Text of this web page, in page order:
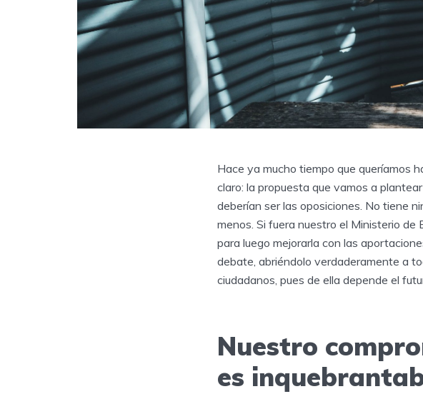
Hace ya mucho tiempo que queríamos
claro: la propuesta que vamos a
deberían ser las oposiciones. No tiene
menos. Si fuera nuestro el Ministerio de
para luego mejorarla con las
debate, abriéndolo verdaderamente a
ciudadanos, pues de ella depende el
Nuestro
es